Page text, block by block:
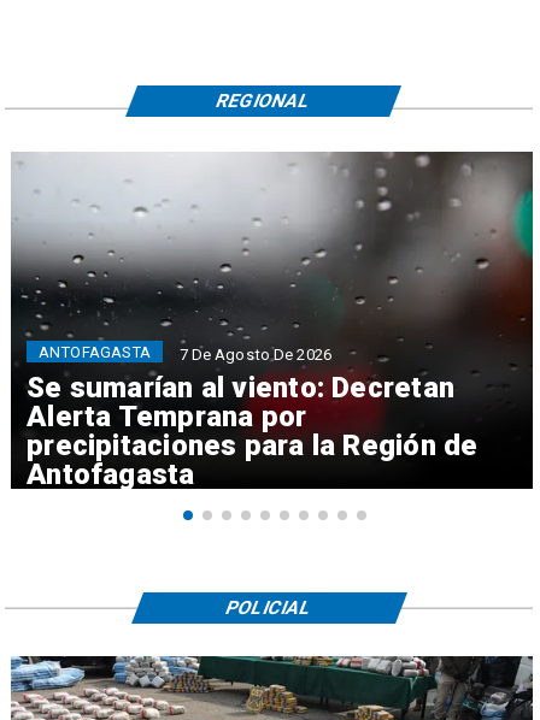
Se sumarían al viento: Decretan
Alerta Temprana por
precipitaciones para la Región de
Antofagasta
ANTOFAGASTA 7 De Agosto De 2026
REGIONAL
POLICIAL